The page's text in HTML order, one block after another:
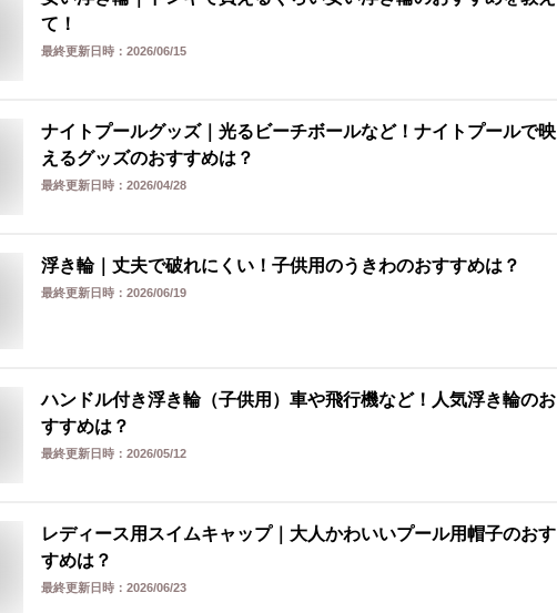
て！
最終更新日時： 2026/06/15
ナイトプールグッズ｜光るビーチボールなど！ナイトプールで映
えるグッズのおすすめは？
最終更新日時： 2026/04/28
浮き輪｜丈夫で破れにくい！子供用のうきわのおすすめは？
最終更新日時： 2026/06/19
ハンドル付き浮き輪（子供用）車や飛行機など！人気浮き輪のお
すすめは？
最終更新日時： 2026/05/12
レディース用スイムキャップ｜大人かわいいプール用帽子のおす
すめは？
最終更新日時： 2026/06/23